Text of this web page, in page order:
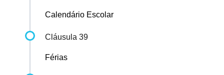
Calendário Escolar
Cláusula 39
Férias